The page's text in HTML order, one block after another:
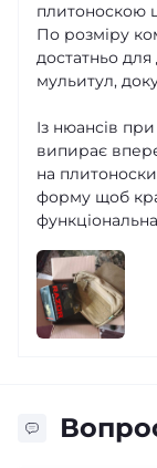
плитоноскою
По розміру
достатньо
мульитул,
Із нюансів
випирає
на
форму щоб